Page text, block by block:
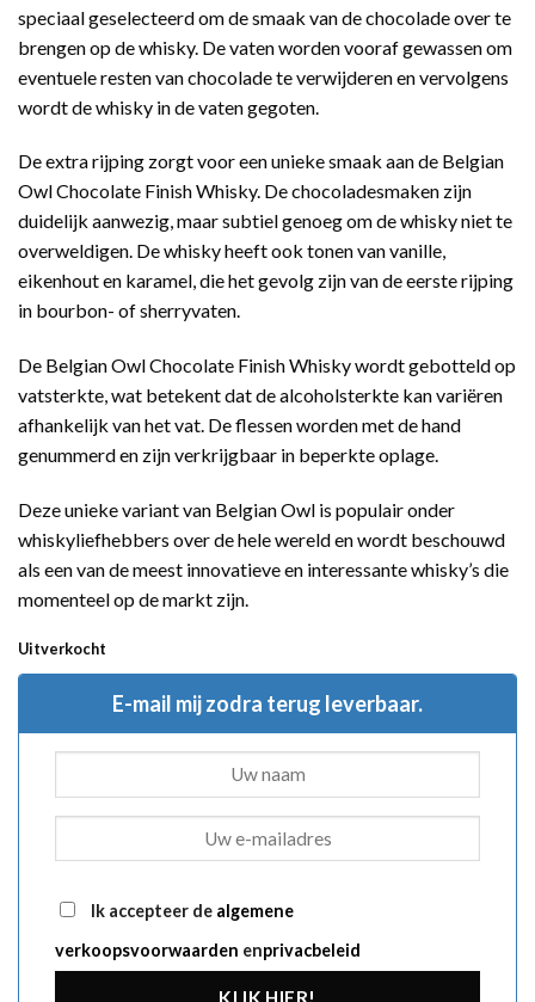
speciaal geselecteerd om de smaak van de chocolade over te
brengen op de whisky. De vaten worden vooraf gewassen om
eventuele resten van chocolade te verwijderen en vervolgens
wordt de whisky in de vaten gegoten.
De extra rijping zorgt voor een unieke smaak aan de Belgian
Owl Chocolate Finish Whisky. De chocoladesmaken zijn
duidelijk aanwezig, maar subtiel genoeg om de whisky niet te
overweldigen. De whisky heeft ook tonen van vanille,
eikenhout en karamel, die het gevolg zijn van de eerste rijping
in bourbon- of sherryvaten.
De Belgian Owl Chocolate Finish Whisky wordt gebotteld op
vatsterkte, wat betekent dat de alcoholsterkte kan variëren
afhankelijk van het vat. De flessen worden met de hand
genummerd en zijn verkrijgbaar in beperkte oplage.
Deze unieke variant van Belgian Owl is populair onder
whiskyliefhebbers over de hele wereld en wordt beschouwd
als een van de meest innovatieve en interessante whisky’s die
momenteel op de markt zijn.
Uitverkocht
E-mail mij zodra terug leverbaar.
Ik accepteer de algemene
verkoopsvoorwaarden enprivacbeleid
KLIK HIER!